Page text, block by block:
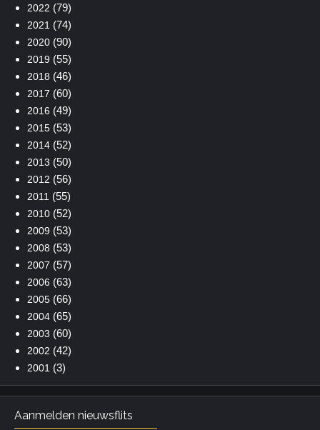
2022 (79)
2021 (74)
2020(90)
2019 (55)
2018 (46)
2017 (60)
2016 (49)
2015(53)
2014(52)
2013 (50)
2012 (56)
2011 (55)
2010(52)
2009 (53)
2008 (53)
2007 (57)
2006 (63)
2005(66)
2004(65)
2003 (60)
2002 (42)
2001 (3)
Aanmelden nieuwsflits